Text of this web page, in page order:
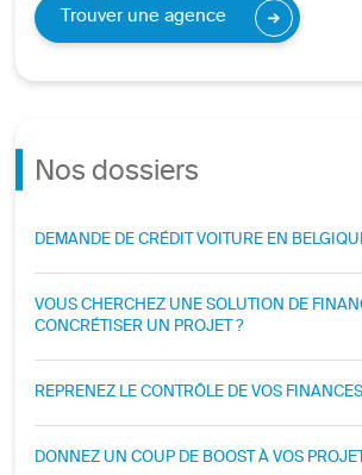
Trouver une agence
Nos dossiers
DEMANDE DE CRÉDIT VOITURE EN
VOUS CHERCHEZ UNE SOLUTION DE
CONCRÉTISER UN PROJET ?
REPRENEZ LE CONTRÔLE DE VOS FINANCES
DONNEZ UN COUP DE BOOST À VOS